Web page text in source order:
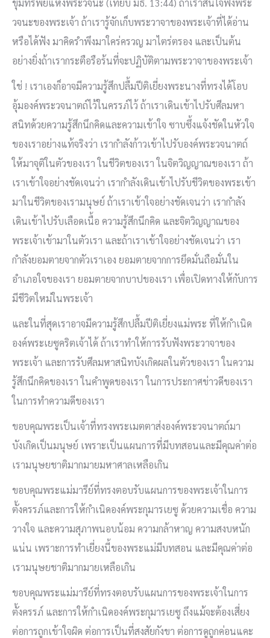
ขุมทรัพย์แห่งพระวจนะ (เทียบ มธ. 13:44) ถ้าเราสนใจฟังพระ
วจนะของพระเจ้า ถ้าเรารู้จักเก็บพระวาจาของพระเจ้าที่ได้อ่าน
หรือได้ฟัง มาคิดรำพึงมาใคร่ครวญ มาไตร่ตรอง และเป็นต้น
อย่างยิ่งถ้าเรากระตือรือร้นที่จะปฏิบัติตามพระวาจาของพระเจ้า
ใช่ ! เราเองก็อาจมีความรู้สึกปลื้มปีติเยี่ยงพระนางที่ทรงได้โอบ
อุ้มองค์พระวจนาตถ์ไว้ในครรภ์ไว้ ถ้าเราเดินเข้าไปรับศีลมหา
สนิทด้วยความรู้สึกนึกคิดและความเข้าใจ ซาบซึ้งแจ้งชัดในหัวใจ
ของเราอย่างแท้จริงว่า เรากำลังก้าวเข้าไปรับองค์พระวจนาตถ์
ให้มาจุติในตัวของเรา ในชีวิตของเรา ในจิตวิญญาณของเรา ถ้า
เราเข้าใจอย่างชัดเจนว่า เรากำลังเดินเข้าไปรับชีวิตของพระเข้า
มาในชีวิตของเรามนุษย์ ถ้าเราเข้าใจอย่างชัดเจนว่า เรากำลัง
เดินเข้าไปรับเลือดเนื้อ ความรู้สึกนึกคิด และจิตวิญญาณของ
พระเจ้าเข้ามาในตัวเรา และถ้าเราเข้าใจอย่างชัดเจนว่า เรา
กำลังยอมตายจากตัวเราเอง ยอมตายจากการยึดมั่นถือมั่นใน
อำเภอใจของเรา ยอมตายจากบาปของเรา เพื่อเปิดทางให้กับการ
มีชีวิตใหม่ในพระเจ้า
และในที่สุดเราอาจมีความรู้สึกปลื้มปีติเยี่ยงแม่พระ ที่ให้กำเนิด
องค์พระเยซูคริตเจ้าได้ ถ้าเราทำให้การรับฟังพระวาจาของ
พระเจ้า และการรับศีลมหาสนิทบังเกิดผลในตัวของเรา ในความ
รู้สึกนึกคิดของเรา ในคำพูดของเรา ในการประกาศข่าวดีของเรา
ในการทำความดีของเรา
ขอบคุณพระเป็นเจ้าที่ทรงพระเมตตาส่งองค์พระวจนาตถ์มา
บังเกิดเป็นมนุษย์ เพราะเป็นแผนการที่มีบทสอนและมีคุณค่าต่อ
เรามนุษยชาติมากมายมหาศาลเหลือเกิน
ขอบคุณพระแม่มารีย์ที่ทรงตอบรับแผนการของพระเจ้าในการ
ตั้งครรภ์และการให้กำเนิดองค์พระกุมารเยซู ด้วยความเชื่อ ความ
วางใจ และความสุภาพนอบน้อม ความกล้าหาญ ความสงบหนัก
แน่น เพราะการทำเยี่ยงนี้ของพระแม่มีบทสอน และมีคุณค่าต่อ
เรามนุษยชาติมากมายเหลือเกิน
ขอบคุณพระแม่มารีย์ที่ทรงตอบรับแผนการของพระเจ้าในการ
ตั้งครรภ์ และการให้กำเนิดองค์พระกุมารเยซู ถึงแม้จะต้องเสี่ยง
ต่อการถูกเข้าใจผิด ต่อการเป็นที่สงสัยกังขา ต่อการดูถูกค่อนแคะ